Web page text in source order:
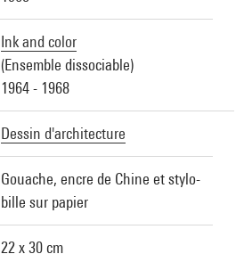
Ink and color
(Ensemble dissociable)
1964 - 1968
Dessin d'architecture
Gouache, encre de Chine et stylo-
bille sur papier
22 x 30 cm